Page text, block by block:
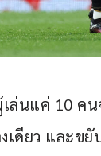
ล่นแค่ 10 ค
เดียว และ